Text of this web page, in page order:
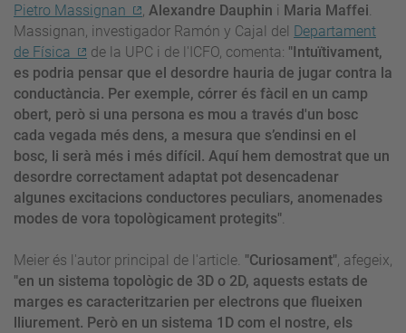
Pietro Massignan
, Alexandre Dauphin i Maria Maffei.
Massignan, investigador Ramón y Cajal del Departament
de Física
de la UPC i de l'ICFO, comenta: "Intuïtivament,
es podria pensar que el desordre hauria de jugar contra la
conductància. Per exemple, córrer és fàcil en un camp
obert, però si una persona es mou a través d'un bosc
cada vegada més dens, a mesura que s’endinsi en el
bosc, li serà més i més difícil. Aquí hem demostrat que un
desordre correctament adaptat pot desencadenar
algunes excitacions conductores peculiars, anomenades
modes de vora topològicament protegits".
Meier és l'autor principal de l'article. "Curiosament", afegeix,
"en un sistema topològic de 3D o 2D, aquests estats de
marges es caracteritzarien per electrons que flueixen
lliurement. Però en un sistema 1D com el nostre, els